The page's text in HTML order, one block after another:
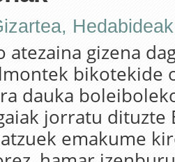
, Hedabideak
atezaina gizena
bikotekide
dauka
jorratu dituzte
emakume